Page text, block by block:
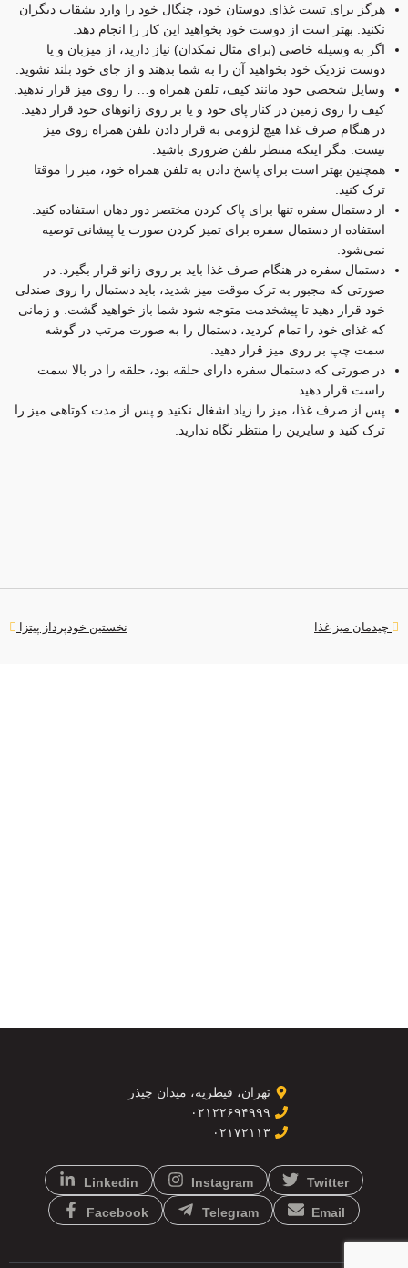
هرگز برای تست غذای دوستان خود، چنگال خود را وارد بشقاب دیگران
نکنید. بهتر است از دوست خود بخواهید این کار را انجام دهد.
اگر به وسیله خاصی (برای مثال نمکدان) نیاز دارید، از میزبان و یا
دوست نزدیک خود بخواهید آن را به شما بدهند و از جای خود بلند نشوید.
وسایل شخصی خود مانند کیف، تلفن همراه و… را روی میز قرار ندهید.
کیف را روی زمین در کنار پای خود و یا بر روی زانو‌های خود قرار دهید.
در هنگام صرف غذا هیچ لزومی به قرار دادن تلفن همراه روی میز
نیست. مگر اینکه منتظر تلفن ضروری باشید.
همچنین بهتر است برای پاسخ دادن به تلفن همراه خود، میز را موقتا
ترک کنید.
از دستمال سفره تنها برای پاک کردن مختصر دور دهان استفاده کنید.
استفاده از دستمال سفره برای تمیز کردن صورت یا پیشانی توصیه
نمی‌شود.
دستمال سفره در هنگام صرف غذا باید بر روی زانو قرار بگیرد. در
صورتی که مجبور به ترک موقت میز شدید، باید دستمال را روی صندلی
خود قرار دهید تا پیشخدمت متوجه شود شما باز خواهید گشت. و زمانی
که غذای خود را تمام کردید، دستمال را به صورت مرتب در گوشه
سمت چپ بر روی میز قرار دهید.
در صورتی که دستمال سفره دارای حلقه بود، حلقه را در بالا سمت
راست قرار دهید.
پس از صرف غذا، میز را زیاد اشغال نکنید و پس از مدت کوتاهی میز را
ترک کنید و سایرین را منتظر نگاه ندارید.
چیدمان میز غذا نخستین خودپرداز پیتزا
تهران، قیطریه، میدان چیذر
۰۲۱۲۲۶۹۴۹۹۹
۰۲۱۷۲۱۱۳
Linkedin Instagram Twitter
Facebook Telegram Email